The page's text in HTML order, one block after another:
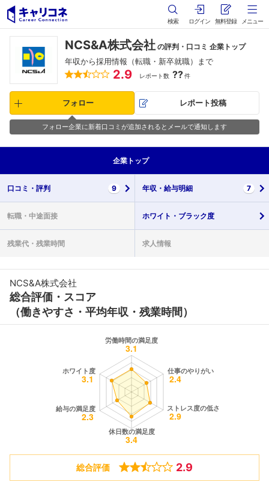
検索 ログイン 無料登録 メニュー
NCS&A株式会社 の評判・口コミ 企業トップ
年収から採用情報（転職・新卒就職）まで
2.9 レポート数 ??件
フォロー レポート投稿
フォロー企業に新着口コミが追加されるとメールで通知します
企業 トップ
口コミ・ 評判 9 年収・ 給与明細 7
転職・ 中途面接 ホワイト・ ブラック度
残業代・ 残業時間 求人情報
NCS&A株式会社
総合評価・スコア
（働きやすさ・平均年収・残業時間）
総合評価 2.9